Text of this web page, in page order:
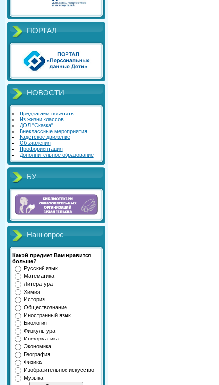
ПОРТАЛ
НОВОСТИ
Предлагаем посетить
Из жизни классов
ДОЛ "Сказка"
Внеклассные мероприятия
Кадетское движение
Объявления
Профориентация
Дополнительное образование
БУ
Наш опрос
Какой предмет Вам нравится
больше?
Русский язык
Математика
Литература
Химия
История
Обществознание
Иностранный язык
Биология
Физкультура
Информатика
Экономика
География
Физика
Изобразительное искусство
Музыка